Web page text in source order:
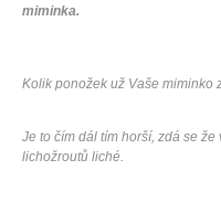
miminka.
Kolik ponožek už Vaše miminko
Je to čím dál tím horší, zdá se
lichožroutů liché.